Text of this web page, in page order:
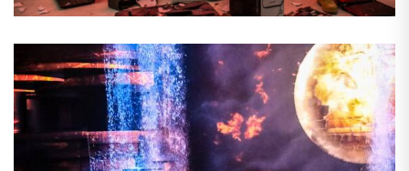
Im Smash Room können ab sofort Besucher in
freien Lauf lassen, indem sie alte, gebrauchte
Gegenstände mit einem Abbruch-Hammer oder
einem Baseball-Schläger zertrümmern.
...mehr erfahren